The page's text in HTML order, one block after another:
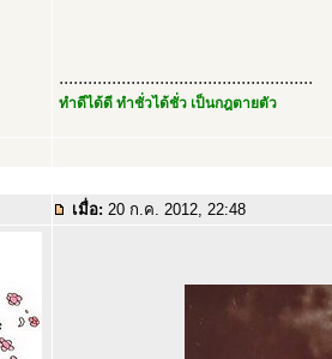
.....................................................
ทำดีได้ดี ทำชั่วได้ชั่ว เป็นกฎตายตัว
เมื่อ: 20 ก.ค. 2012, 22:48